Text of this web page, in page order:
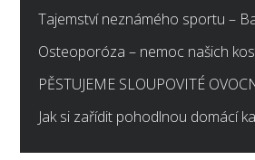
Tajemství neznámého sportu –
Osteoporóza – nemoc našich
PĚSTUJEME SLOUPOVITÉ
Jak si zařídit pohodlnou domácí